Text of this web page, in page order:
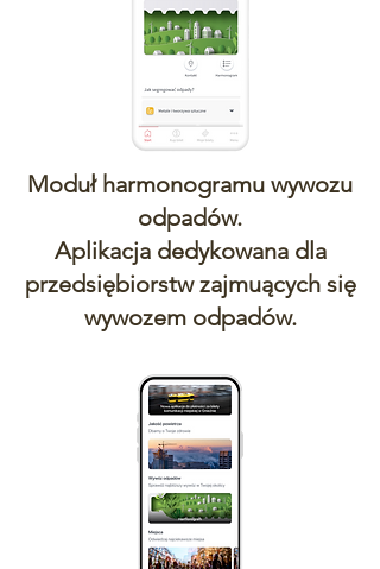
Moduł harmonogramu wywozu
odpadów.
Aplikacja dedykowana dla
przedsiębiorstw zajmuących się
wywozem odpadów.